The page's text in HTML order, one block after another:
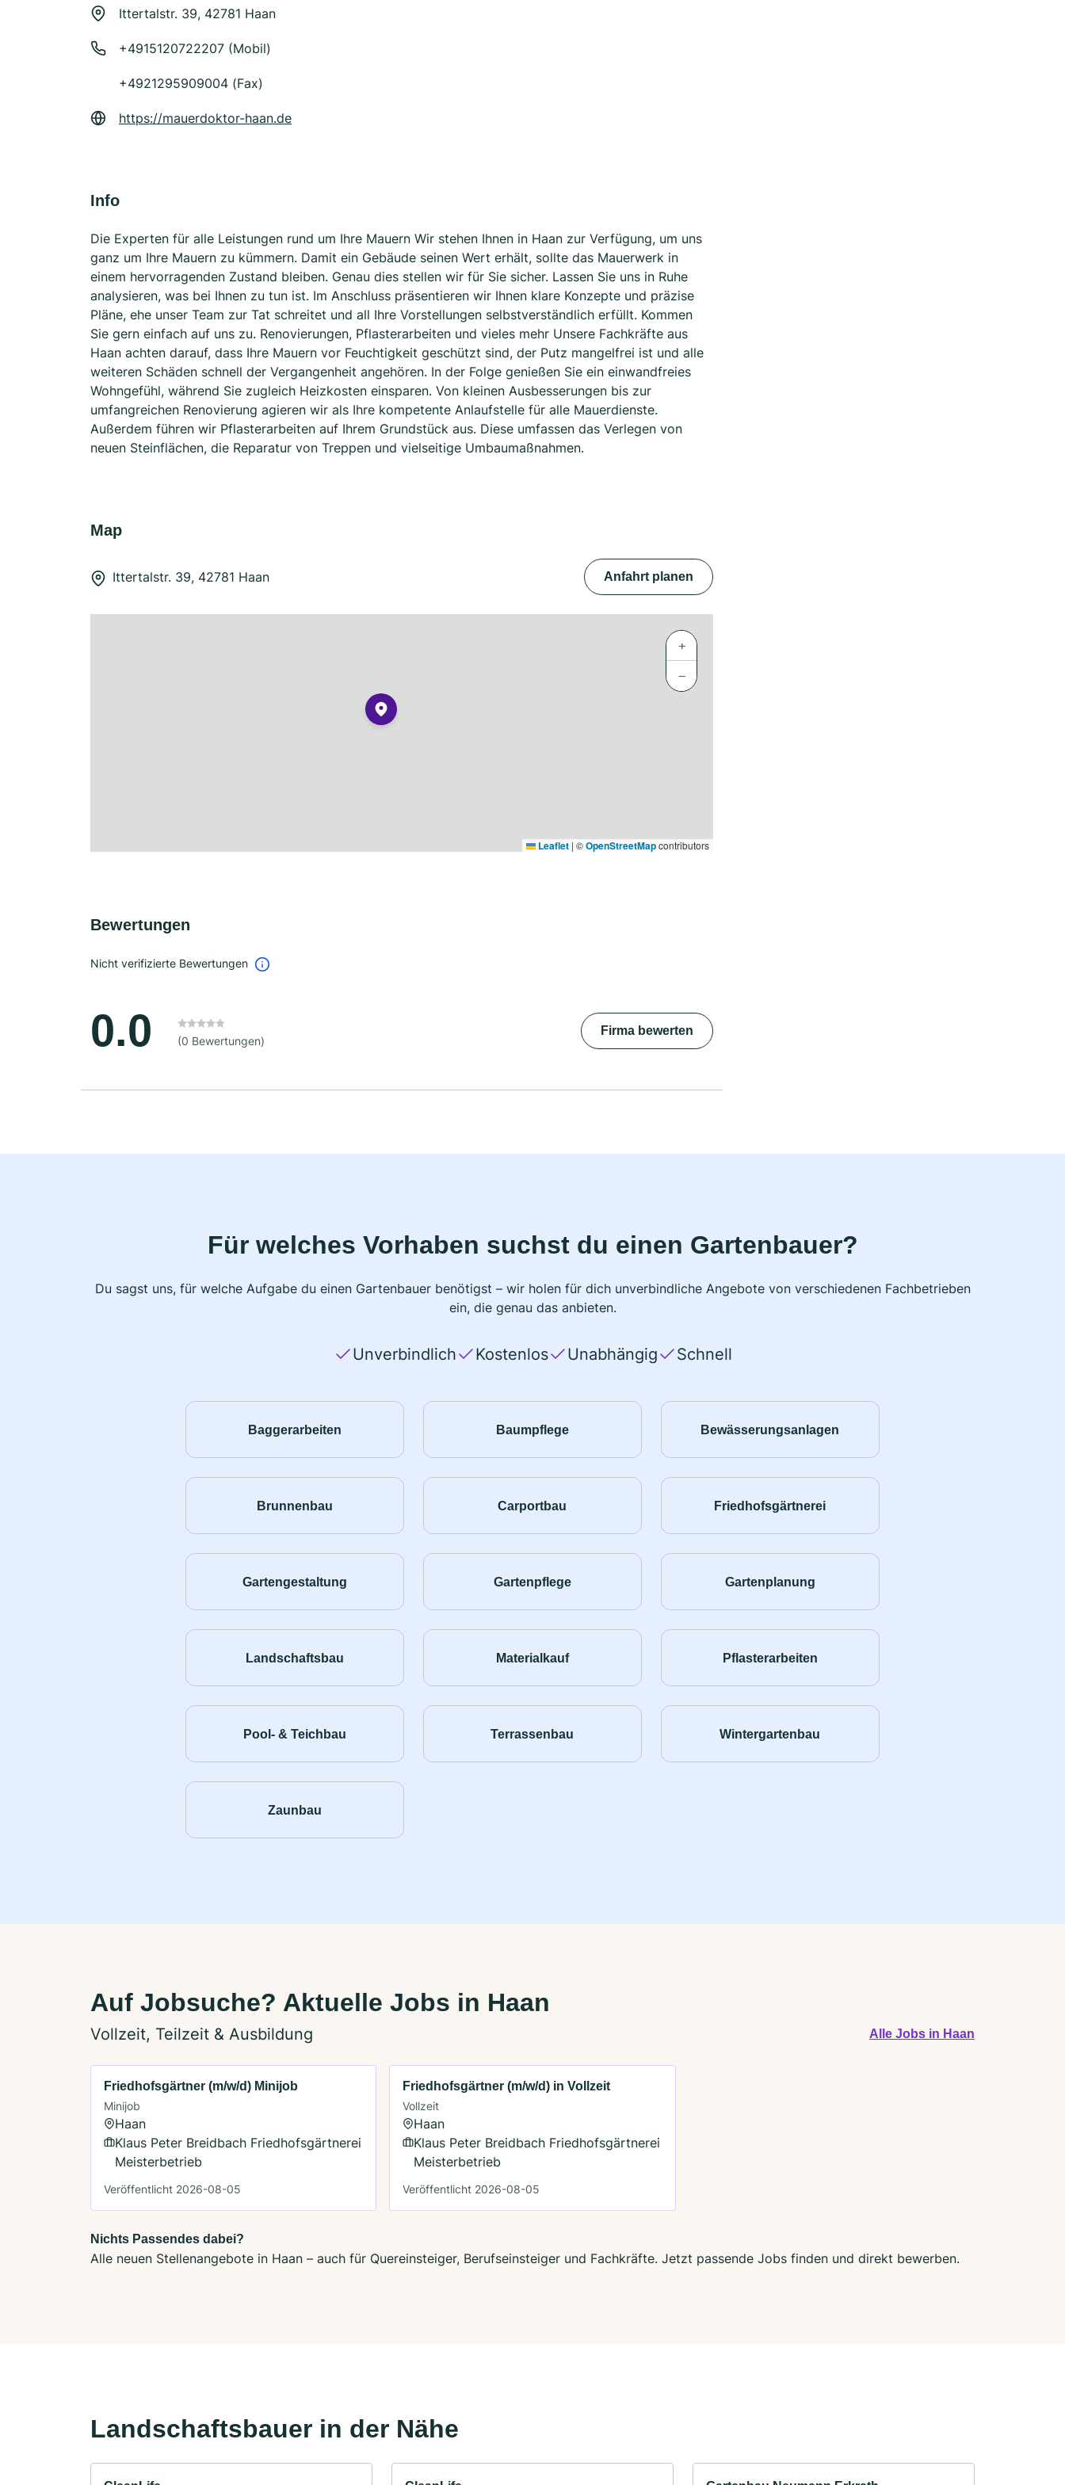
Ittertalstr. 39, 42781 Haan
+4915120722207 (Mobil)
+4921295909004 (Fax)
https://mauerdoktor-haan.de
Info
Die Experten für alle Leistungen rund um Ihre Mauern Wir stehen Ihnen in Haan zur Verfügung, um uns
ganz um Ihre Mauern zu kümmern. Damit ein Gebäude seinen Wert erhält, sollte das Mauerwerk in
einem hervorragenden Zustand bleiben. Genau dies stellen wir für Sie sicher. Lassen Sie uns in Ruhe
analysieren, was bei Ihnen zu tun ist. Im Anschluss präsentieren wir Ihnen klare Konzepte und präzise
Pläne, ehe unser Team zur Tat schreitet und all Ihre Vorstellungen selbstverständlich erfüllt. Kommen
Sie gern einfach auf uns zu. Renovierungen, Pflasterarbeiten und vieles mehr Unsere Fachkräfte aus
Haan achten darauf, dass Ihre Mauern vor Feuchtigkeit geschützt sind, der Putz mangelfrei ist und alle
weiteren Schäden schnell der Vergangenheit angehören. In der Folge genießen Sie ein einwandfreies
Wohngefühl, während Sie zugleich Heizkosten einsparen. Von kleinen Ausbesserungen bis zur
umfangreichen Renovierung agieren wir als Ihre kompetente Anlaufstelle für alle Mauerdienste.
Außerdem führen wir Pflasterarbeiten auf Ihrem Grundstück aus. Diese umfassen das Verlegen von
neuen Steinflächen, die Reparatur von Treppen und vielseitige Umbaumaßnahmen.
Map
Ittertalstr. 39, 42781 Haan Anfahrt planen
+
−
Leaflet | ©OpenStreetMapcontributors
Bewertungen
Nicht verifizierte Bewertungen
0.0 (0 Bewertungen)
Firma bewerten
Für welches Vorhaben suchst du einen Gartenbauer?
Du sagst uns, für welche Aufgabe du einen Gartenbauer benötigst – wir holen für dich unverbindliche Angebote von verschiedenen Fachbetrieben
ein, die genau das anbieten.
Unverbindlich Kostenlos Unabhängig Schnell
Baggerarbeiten Baumpflege Bewässerungsanlagen
Brunnenbau Carportbau Friedhofsgärtnerei
Gartengestaltung Gartenpflege Gartenplanung
Landschaftsbau Materialkauf Pflasterarbeiten
Pool- & Teichbau Terrassenbau Wintergartenbau
Zaunbau
Auf Jobsuche? Aktuelle Jobs in Haan
Vollzeit, Teilzeit & Ausbildung Alle Jobs in Haan
Friedhofsgärtner (m/w/d) Minijob
Minijob
Haan
Klaus Peter Breidbach Friedhofsgärtnerei
Meisterbetrieb
Veröffentlicht 2026-08-05
Friedhofsgärtner (m/w/d) in Vollzeit
Vollzeit
Haan
Klaus Peter Breidbach Friedhofsgärtnerei
Meisterbetrieb
Veröffentlicht 2026-08-05
Nichts Passendes dabei?
Alle neuen Stellenangebote in Haan – auch für Quereinsteiger, Berufseinsteiger und Fachkräfte. Jetzt passende Jobs finden und direkt bewerben.
Landschaftsbauer in der Nähe